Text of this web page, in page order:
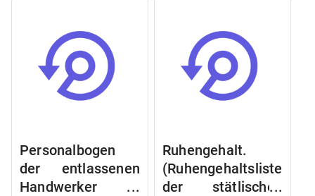
Personalbogen
der entlassenen
Handwerker u.
Ruhengehalt.
(Ruhengehaltsliste
der stätlischen